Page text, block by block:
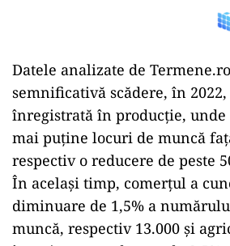
Datele analizate de
semnificativă scădere, în 2022,
înregistrată în producție, unde
mai puține locuri de muncă
respectiv o reducere de peste
În același timp, comerțul a
diminuare de 1,5% a
muncă, respectiv 13.000 și